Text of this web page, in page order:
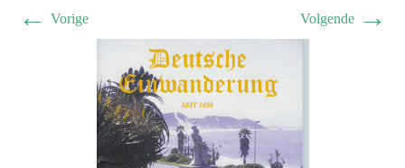
← Vorige Volgende →